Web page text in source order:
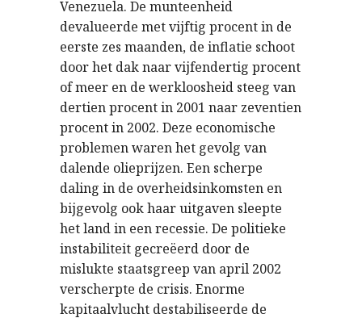
Venezuela. De munteenheid
devalueerde met vijftig procent in de
eerste zes maanden, de inflatie schoot
door het dak naar vijfendertig procent
of meer en de werkloosheid steeg van
dertien procent in 2001 naar zeventien
procent in 2002. Deze economische
problemen waren het gevolg van
dalende olieprijzen. Een scherpe
daling in de overheidsinkomsten en
bijgevolg ook haar uitgaven sleepte
het land in een recessie. De politieke
instabiliteit gecreëerd door de
mislukte staatsgreep van april 2002
verscherpte de crisis. Enorme
kapitaalvlucht destabiliseerde de